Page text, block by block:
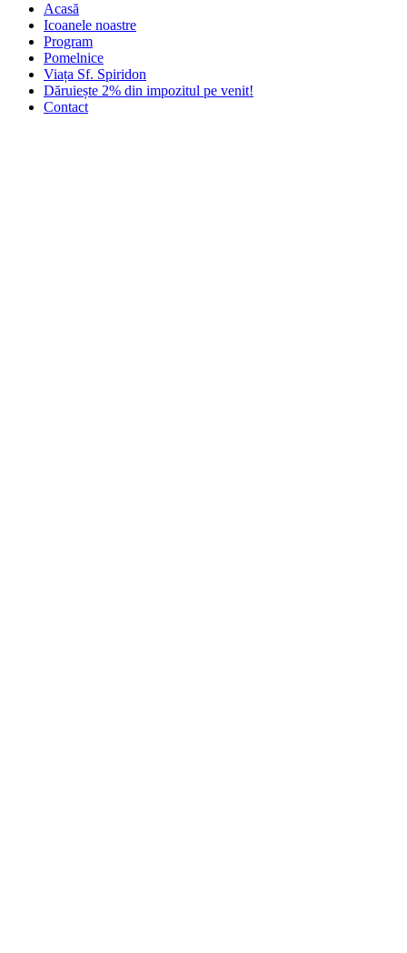
Acasă
Icoanele noastre
Program
Pomelnice
Viața Sf. Spiridon
Dăruiește 2% din impozitul pe venit!
Contact